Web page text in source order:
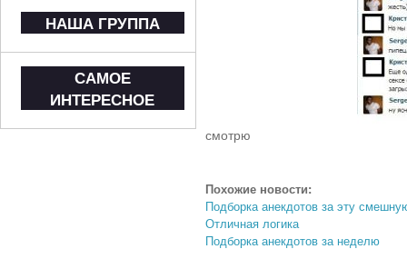
смотрю
Похожие новости:
Подборка анекдотов за эту
Отличная логика
Подборка анекдотов за неделю
НАША ГРУППА
САМОЕ
ИНТЕРЕСНОЕ